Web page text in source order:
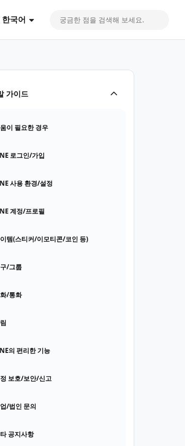
한국어
가이드
이 필요한 경우
로그인/가입
사용 환경/설정
계정/프로필
템(스티커/이모티콘/코인 등)
/그룹
/통화
의 편리한 기능
보호/보안/신고
/법인 문의
공지사항